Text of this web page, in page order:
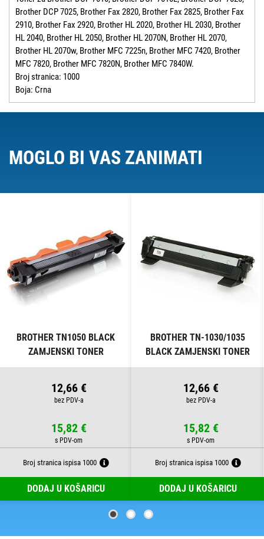
Brother DCP 7025, Brother Fax 2820, Brother Fax 2825, Brother Fax
2910, Brother Fax 2920, Brother HL 2020, Brother HL 2030, Brother
HL 2040, Brother HL 2050, Brother HL 2070N, Brother HL 2070,
Brother HL 2070w, Brother MFC 7225n, Brother MFC 7420, Brother
MFC 7820, Brother MFC 7820N, Brother MFC 7840W.
Broj stranica: 1000
Boja: Crna
MOGLO BI VAS ZANIMATI
BROTHER TN1050 BLACK
ZAMJENSKI TONER
12,66 €
15,82 €
Broj stranica ispisa 1000
DODAJ U KOŠARICU
BROTHER TN-1030/1035
BLACK ZAMJENSKI TONER
12,66 €
15,82 €
Broj stranica ispisa 1000
DODAJ U KOŠARICU